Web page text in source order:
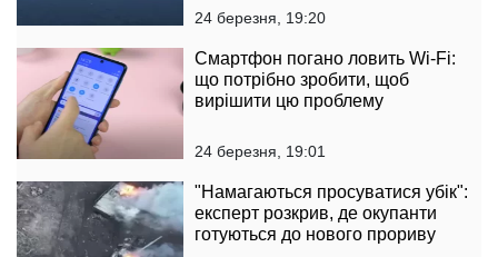
24 березня, 19:20
Смартфон погано ловить Wi-Fi:
що потрібно зробити, щоб
вирішити цю проблему
24 березня, 19:01
"Намагаються просуватися убік":
експерт розкрив, де окупанти
готуються до нового прориву